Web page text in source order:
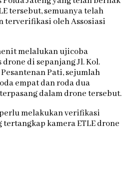
tersebut, semuanya telah
terverifikasi oleh Assosiasi
melalukan ujicoba
di sepanjang Jl. Kol.
Pati, sejumlah
empat dan roda dua
dalam drone tersebut.
melakukan verifikasi
kamera ETLE drone